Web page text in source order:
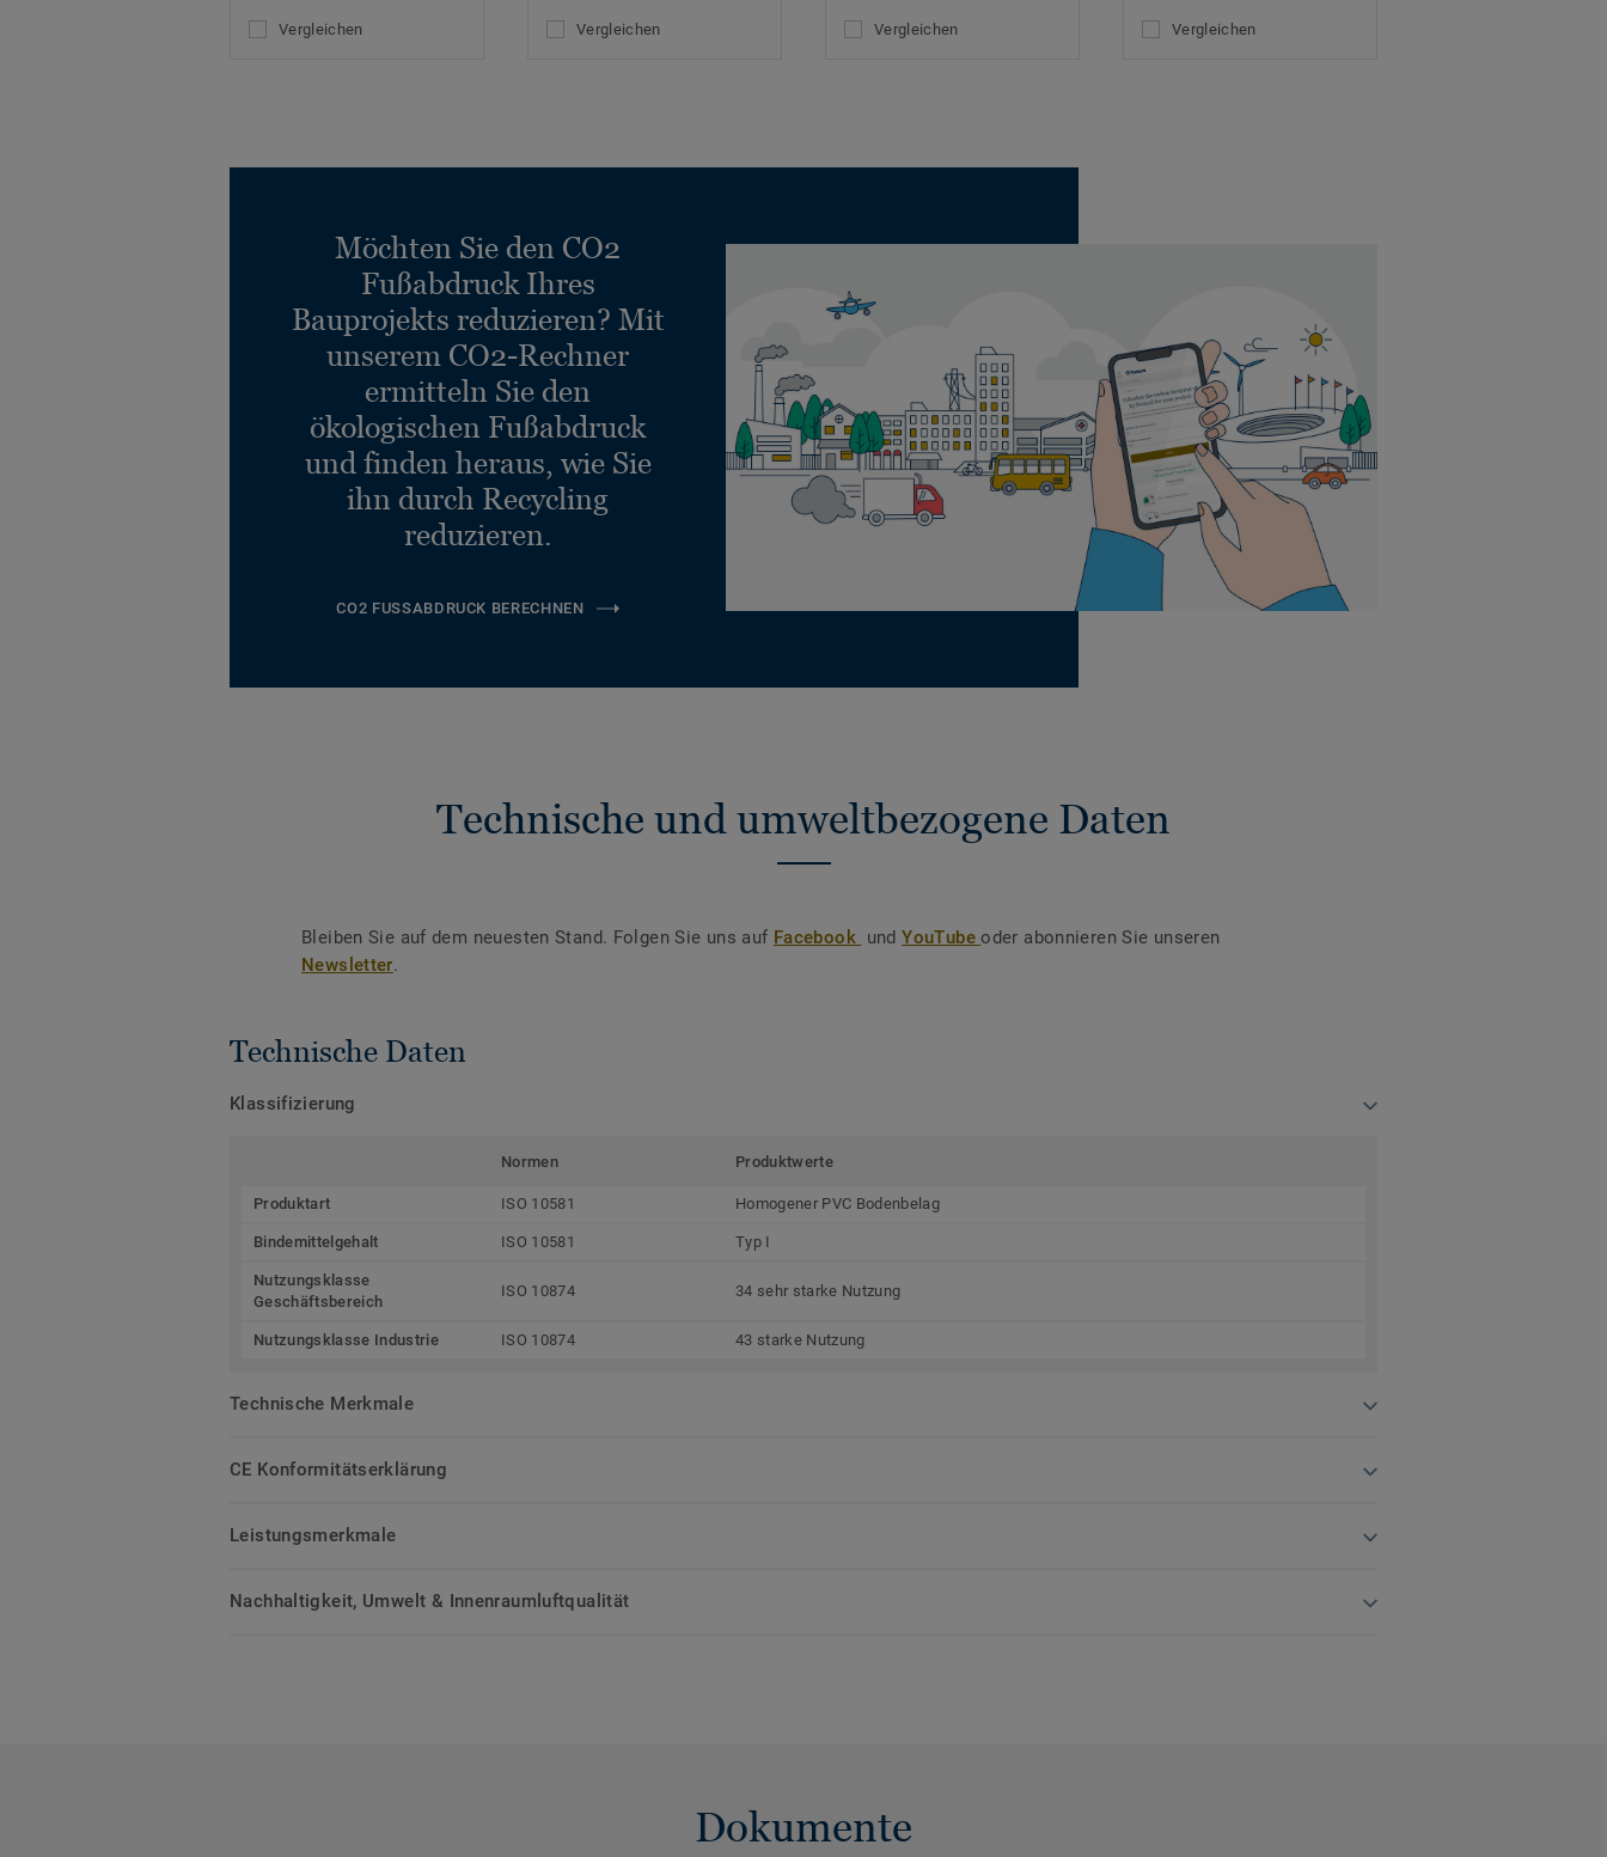
Vergleichen Vergleichen Vergleichen Vergleichen
Möchten Sie den CO2
Fußabdruck Ihres
Bauprojekts reduzieren? Mit
unserem CO2-Rechner
ermitteln Sie den
ökologischen Fußabdruck
und finden heraus, wie Sie
ihn durch Recycling
reduzieren.
CO2 FUSSABDRUCK BERECHNEN
Technische und umweltbezogene Daten
Bleiben Sie auf dem neuesten Stand. Folgen Sie uns auf Facebook undYouTubeoder abonnieren Sie unseren
Newsletter.
Technische Daten
Klassifizierung
Normen Produktwerte
Produktart ISO 10581 Homogener PVC Bodenbelag
Bindemittelgehalt ISO 10581 Typ I
Nutzungsklasse
Geschäftsbereich
ISO 10874 34 sehr starke Nutzung
Nutzungsklasse Industrie ISO 10874 43 starke Nutzung
Technische Merkmale
CE Konformitätserklärung
Leistungsmerkmale
Nachhaltigkeit, Umwelt & Innenraumluftqualität
Dokumente